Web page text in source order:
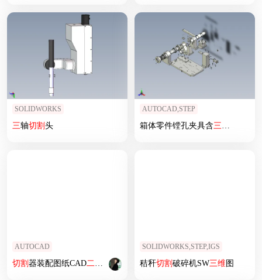
SOLIDWORKS
三轴切割头
AUTOCAD,STEP
箱体零件镗孔夹具含三维
AUTOCAD
切割器装配图纸CAD二维 图
SOLIDWORKS,STEP,IGS
秸秆切割破碎机SW三维图